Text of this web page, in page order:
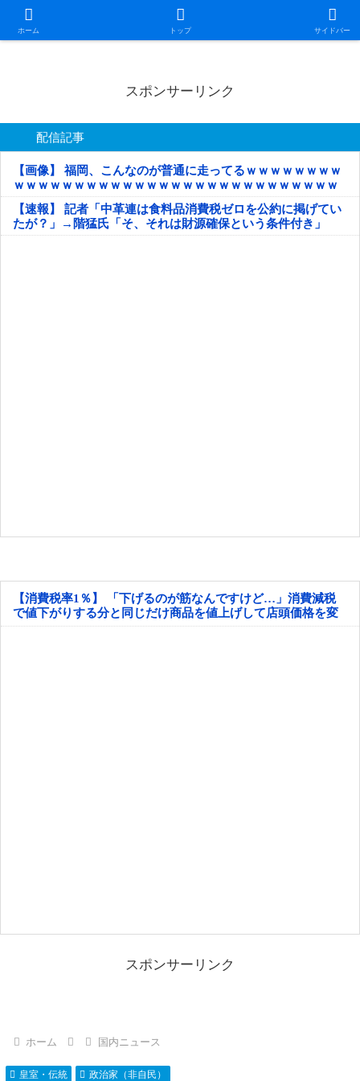
ホーム トップ サイドバー
日本第一！ニュース録
スポンサーリンク
配信記事
【画像】 福岡、こんなのが普通に走ってるｗｗｗｗｗｗｗｗ
ｗｗｗｗｗｗｗｗｗｗｗｗｗｗｗｗｗｗｗｗｗｗｗｗｗｗｗ
ｗｗｗｗｗ
【速報】 記者「中革連は食料品消費税ゼロを公約に掲げてい
たが？」→階猛氏「そ、それは財源確保という条件付き」
【消費税率1％】 「下げるのが筋なんですけど…」消費減税
で値下がりする分と同じだけ商品を値上げして店頭価格を変
えない店も
スポンサーリンク
ホーム 国内ニュース
皇室・伝統 政治家（非自民）